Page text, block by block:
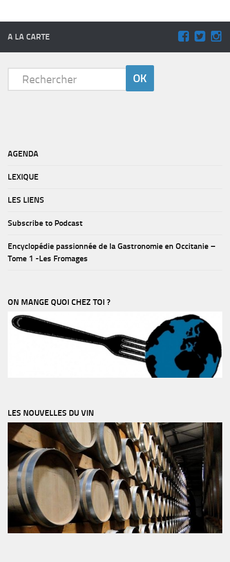
A LA CARTE
AGENDA
LEXIQUE
LES LIENS
Subscribe to Podcast
Encyclopédie passionnée de la Gastronomie en Occitanie –
Tome 1 -Les Fromages
ON MANGE QUOI CHEZ TOI ?
LES NOUVELLES DU VIN